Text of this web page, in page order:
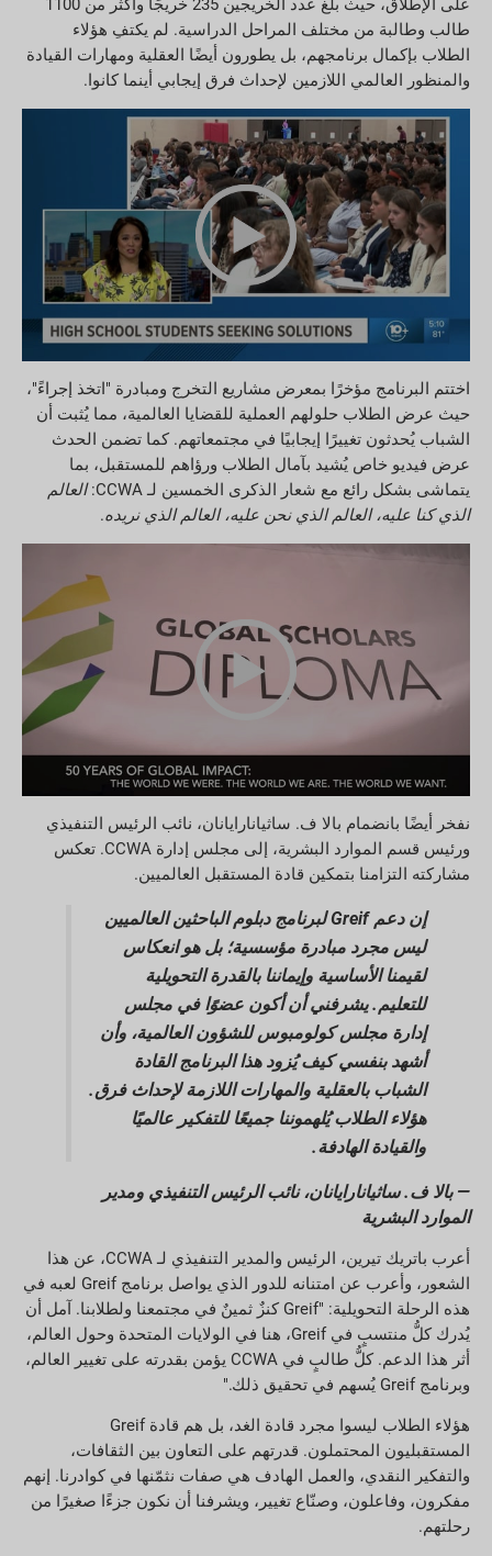
على الإطلاق، حيث بلغ عدد الخريجين 235 خريجًا وأكثر من 1100
طالب وطالبة من مختلف المراحل الدراسية. لم يكتفِ هؤلاء
الطلاب بإكمال برنامجهم، بل يطورون أيضًا العقلية ومهارات القيادة
والمنظور العالمي اللازمين لإحداث فرق إيجابي أينما كانوا.
اختتم البرنامج مؤخرًا بمعرض مشاريع التخرج ومبادرة "اتخذ إجراءً"،
حيث عرض الطلاب حلولهم العملية للقضايا العالمية، مما يُثبت أن
الشباب يُحدثون تغييرًا إيجابيًا في مجتمعاتهم. كما تضمن الحدث
عرض فيديو خاص يُشيد بآمال الطلاب ورؤاهم للمستقبل، بما
يتماشى بشكل رائع مع شعار الذكرى الخمسين لـ CCWA:
العالم
الذي كنا عليه، العالم الذي نحن عليه، العالم الذي نريده.
نفخر أيضًا بانضمام بالا ف. ساثيانارايانان، نائب الرئيس التنفيذي
ورئيس قسم الموارد البشرية، إلى مجلس إدارة CCWA. تعكس
مشاركته التزامنا بتمكين قادة المستقبل العالميين.
إن دعم Greif لبرنامج دبلوم الباحثين العالميين
ليس مجرد مبادرة مؤسسية؛ بل هو انعكاس
لقيمنا الأساسية وإيماننا بالقدرة التحويلية
للتعليم. يشرفني أن أكون عضوًا في مجلس
إدارة مجلس كولومبوس للشؤون العالمية، وأن
أشهد بنفسي كيف يُزود هذا البرنامج القادة
الشباب بالعقلية والمهارات اللازمة لإحداث فرق.
هؤلاء الطلاب يُلهموننا جميعًا للتفكير عالميًا
والقيادة الهادفة.
— بالا ف. ساثيانارايانان، نائب الرئيس التنفيذي ومدير
الموارد البشرية
أعرب باتريك تيرين، الرئيس والمدير التنفيذي لـ CCWA، عن هذا
الشعور، وأعرب عن امتنانه للدور الذي يواصل برنامج Greif لعبه في
هذه الرحلة التحويلية: "Greif كنزٌ ثمينٌ في مجتمعنا ولطلابنا. آمل أن
يُدرك كلُّ منتسبٍ في Greif، هنا في الولايات المتحدة وحول العالم،
أثر هذا الدعم. كلُّ طالبٍ في CCWA يؤمن بقدرته على تغيير العالم،
وبرنامج Greif يُسهم في تحقيق ذلك."
هؤلاء الطلاب ليسوا مجرد قادة الغد، بل هم قادة Greif
المستقبليون المحتملون. قدرتهم على التعاون بين الثقافات،
والتفكير النقدي، والعمل الهادف هي صفات نثمّنها في كوادرنا. إنهم
مفكرون، وفاعلون، وصنّاع تغيير، ويشرفنا أن نكون جزءًا صغيرًا من
رحلتهم.